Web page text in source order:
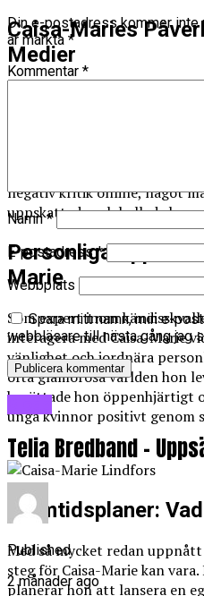
Caisa-Maries
Medier
traditionella medier. Hon
sina fans genom Instagram
från skönhetstips till
minnesvärt ögonblick var
negativ kritik online, något
uppskattade och hyllade
Personliga
Marie
Som expert inom
interagera med Caisa-Marie
vänlighet och jordnära
ofta glamorösa världen hon
berättade hon öppenhjärtigt
unga kvinnor positivt genom
Framtidsplaner:
Med så mycket redan
steg för Caisa-Marie kan
planerar hon att lansera en
Din e-postadress kommer inte
är märkta *
Kommentar *
Namn*
E-postadress*
Webbplats
Spara mitt namn, min e-
webbläsare till nästa gång jag
Telia Bredband –
Published
2 månader ago